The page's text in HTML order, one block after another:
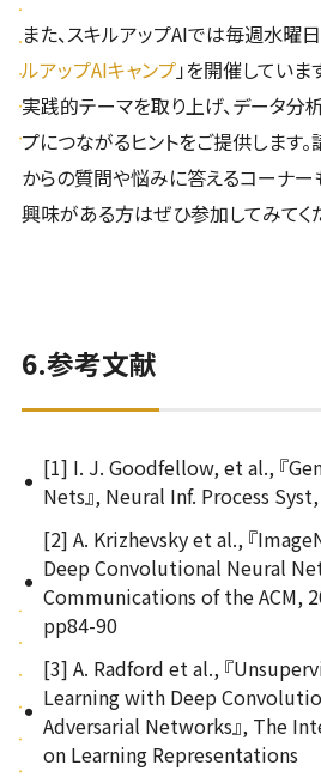
また、スキルアップAIでは毎週水曜
ルアップAIキャンプ」を開催していま
実践的テーマを取り上げ、データ分
プにつながるヒントをご提供します
からの質問や悩みに答えるコーナー
興味がある方はぜひ参加してみてく
6.参考文献
[1] I. J. Goodfellow, et al., 『
Nets』, Neural Inf. Process
[2] A. Krizhevsky et al., 『
Deep Convolutional Neural
Communications of the ACM,
pp84-90
[3] A. Radford et al., 『
Learning with Deep
Adversarial Networks』, The
on Learning Representations